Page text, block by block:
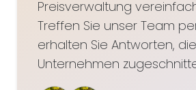
Preisverwaltung
Treffen Sie unser Team
erhalten Sie Antworten,
Unternehmen